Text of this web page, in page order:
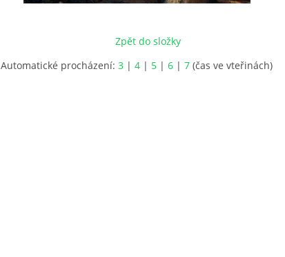
Zpět do složky
Automatické procházení: 3 | 4 | 5 | 6 | 7 (čas ve vteřinách)